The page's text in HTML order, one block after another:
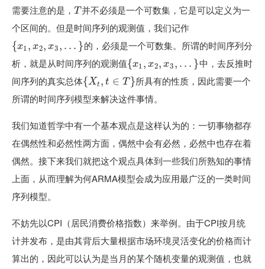
需要注意的是， T
T 并不必须是一个可数集，它是可以定义为一
个区间的。但是时间序列的观测值，我们记作
{x1 , x2, x3 , . . . }
{x1, x2,x3,...}
的，必须是一个可数集。所谓的时间序列分
析，就是从时间序列的观测值{x1 , x2, x3 , . . . }
{x1, x2,x3,...}
中，去反推时
间序列的真实总体{Xt , t ∈ T }
{Xt,t∈T }
所具有的性质，因此需要一个
所谓的时间序列模型来解决这件事情。
我们知道哲学中有一个基本观点是这样认为的：一切事物都存
在偶然性和必然性两方面，偶然中会有必然，必然中也存在着
偶然。接下来我们就把这个观点具体到一些我们所熟知的事情
上面，从而理解为何ARMA模型会成为应用最广泛的一类时间
序列模型。
不妨先以CPI（居民消费价格指数）来举例。由于CPI按月统
计并发布，是由其背后大量根据市场环境灵活变化的价格而计
算出的，因此可以认为是当月的某个随机变量的观测值，也就